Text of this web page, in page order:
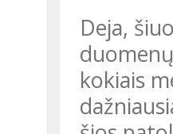
Deja,
kokiais